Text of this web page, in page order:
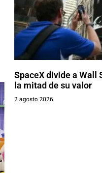
SpaceX divide a Wall
la mitad de su valor
2 agosto 2026